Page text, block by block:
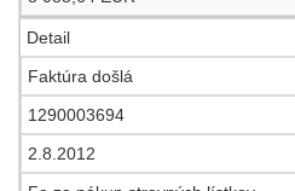
Detail
Faktúra došlá
1290003694
2.8.2012